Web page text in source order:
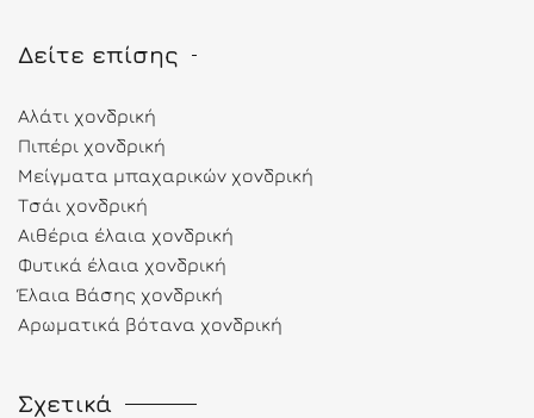
Δείτε επίσης
Αλάτι χονδρική
Πιπέρι χονδρική
Μείγματα μπαχαρικών χονδρική
Τσάι χονδρική
Αιθέρια έλαια χονδρική
Φυτικά έλαια χονδρική
Έλαια Βάσης χονδρική
Αρωματικά βότανα χονδρική
Σχετικά